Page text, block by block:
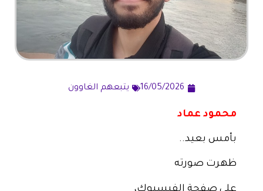
16/05/2026 يتبعهم الغاوون
محمود عماد
بأمس بعيد..
ظهرت صورته